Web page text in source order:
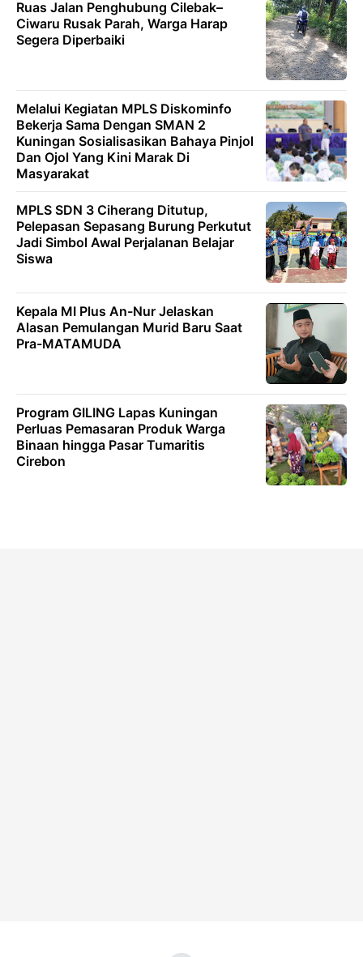
Ruas Jalan Penghubung Cilebak–
Ciwaru Rusak Parah, Warga Harap
Segera Diperbaiki
Melalui Kegiatan MPLS Diskominfo
Bekerja Sama Dengan SMAN 2
Kuningan Sosialisasikan Bahaya Pinjol
Dan Ojol Yang Kini Marak Di
Masyarakat
MPLS SDN 3 Ciherang Ditutup,
Pelepasan Sepasang Burung Perkutut
Jadi Simbol Awal Perjalanan Belajar
Siswa
Kepala MI Plus An-Nur Jelaskan
Alasan Pemulangan Murid Baru Saat
Pra-MATAMUDA
Program GILING Lapas Kuningan
Perluas Pemasaran Produk Warga
Binaan hingga Pasar Tumaritis
Cirebon